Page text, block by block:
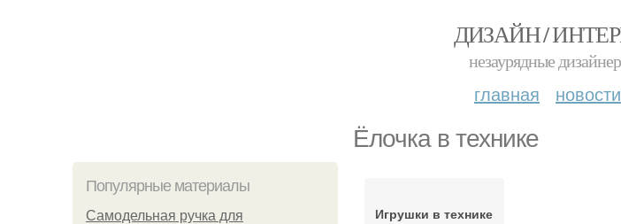
ДИЗАЙН /
незаурядные
главная новости
Ёлочка в технике
Популярные материалы
Самодельная ручка для
Игрушки в технике